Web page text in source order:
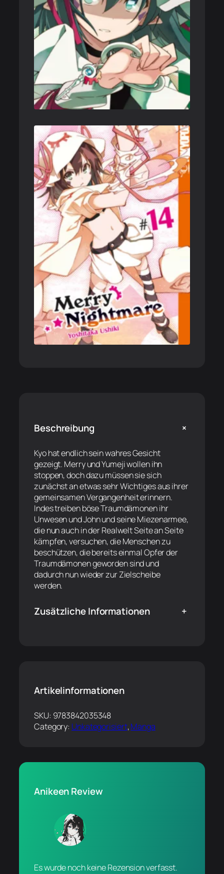
Beschreibung +
Kyo hat endlich sein wahres Gesicht
gezeigt. Merry und Yumeji wollen ihn
stoppen, doch dazu müssen sie sich
zunächst an etwas sehr Wichtiges aus ihrer
gemeinsamen Vergangenheit erinnern.
Indes treiben böse Traumdämonen ihr
Unwesen und John und seine Miezenarmee,
die nun auch in der Realwelt Seite an Seite
kämpfen, versuchen, die Menschen zu
beschützen, die bereits einmal Opfer der
Traumdämonen geworden sind und
dadurch nun wieder zur Zielscheibe
werden.
Zusätzliche Informationen +
Artikelinformationen
SKU: 9783842035348
Category: Unkategorisiert, Manga
Anikeen Review
Es wurde noch keine Rezension verfasst.